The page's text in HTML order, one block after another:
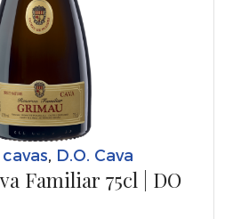
, D.O. Cava
Familiar 75cl | DO